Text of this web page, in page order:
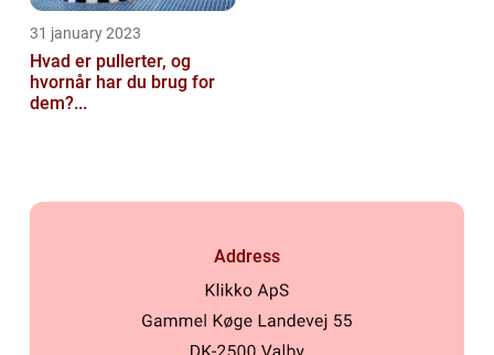
31 january 2023
Hvad er pullerter, og
hvornår har du brug for
dem?...
Address